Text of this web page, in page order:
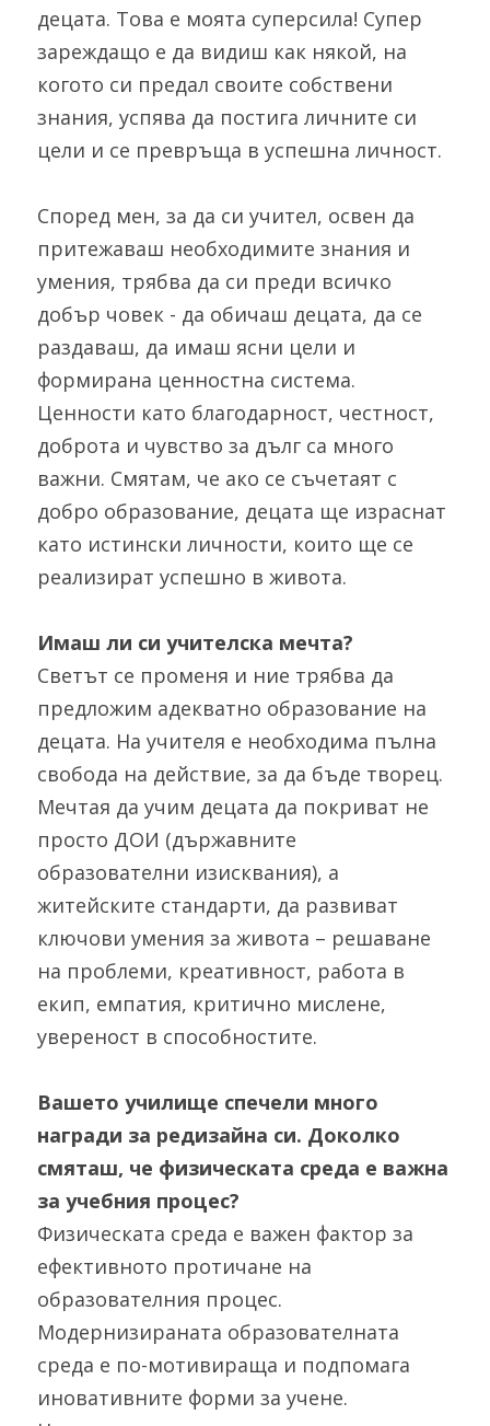
децата. Това е моята суперсила! Супер
зареждащо е да видиш как някой, на
когото си предал своите собствени
знания, успява да постига личните си
цели и се превръща в успешна личност.
Според мен, за да си учител, освен да
притежаваш необходимите знания и
умения, трябва да си преди всичко
добър човек - да обичаш децата, да се
раздаваш, да имаш ясни цели и
формирана ценностна система.
Ценности като благодарност, честност,
доброта и чувство за дълг са много
важни. Смятам, че ако се съчетаят с
добро образование, децата ще израснат
като истински личности, които ще се
реализират успешно в живота.
Имаш ли си учителска мечта?
Светът се променя и ние трябва да
предложим адекватно образование на
децата. На учителя е необходима пълна
свобода на действие, за да бъде творец.
Мечтая да учим децата да покриват не
просто ДОИ (държавните
образователни изисквания), а
житейските стандарти, да развиват
ключови умения за живота – решаване
на проблеми, креативност, работа в
екип, емпатия, критично мислене,
увереност в способностите.
Вашето училище спечели много
награди за редизайна си. Доколко
смяташ, че физическата среда е важна
за учебния процес?
Физическата среда е важен фактор за
ефективното протичане на
образователния процес.
Модернизираната образователната
среда е по-мотивираща и подпомага
иновативните форми за учене.